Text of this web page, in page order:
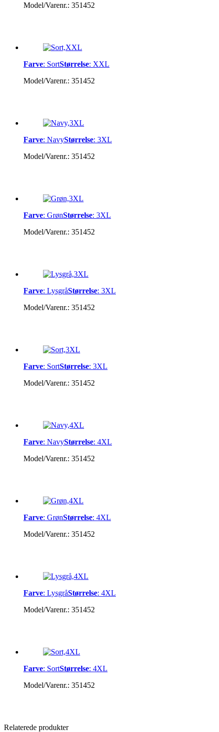
Model/Varenr.: 351452
Farve: SortStørrelse: XXL
Model/Varenr.: 351452
Farve: NavyStørrelse: 3XL
Model/Varenr.: 351452
Farve: GrønStørrelse: 3XL
Model/Varenr.: 351452
Farve: LysgråStørrelse: 3XL
Model/Varenr.: 351452
Farve: SortStørrelse: 3XL
Model/Varenr.: 351452
Farve: NavyStørrelse: 4XL
Model/Varenr.: 351452
Farve: GrønStørrelse: 4XL
Model/Varenr.: 351452
Farve: LysgråStørrelse: 4XL
Model/Varenr.: 351452
Farve: SortStørrelse: 4XL
Model/Varenr.: 351452
Relaterede produkter